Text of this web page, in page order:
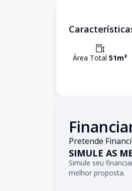
Área Total 51m²
Pretende
SIMULE AS
Simule seu
melhor proposta.